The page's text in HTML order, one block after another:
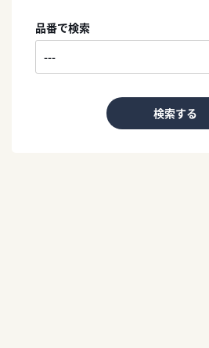
品番で検索